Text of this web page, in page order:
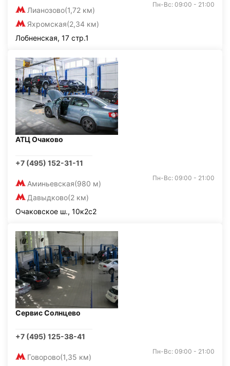
Лианозово(1,72 км)
Яхромская(2,34 км)
Пн-Вс: 09:00 - 21:00
Лобненская, 17 стр.1
АТЦ Очаково
+7 (495) 152-31-11
Аминьевская(980 м)
Давыдково(2 км)
Пн-Вс: 09:00 - 21:00
Очаковское ш., 10к2с2
Сервис Солнцево
+7 (495) 125-38-41
Говорово(1,35 км)
Пн-Вс: 09:00 - 21:00